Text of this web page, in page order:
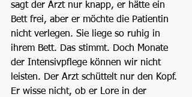
sagt der Arzt nur knapp, er hätte ein
Bett frei, aber er möchte die Patientin
nicht verlegen. Sie liege so ruhig in
ihrem Bett. Das stimmt. Doch Monate
der Intensivpflege können wir nicht
leisten. Der Arzt schüttelt nur den Kopf.
Er wisse nicht, ob er Lore in der